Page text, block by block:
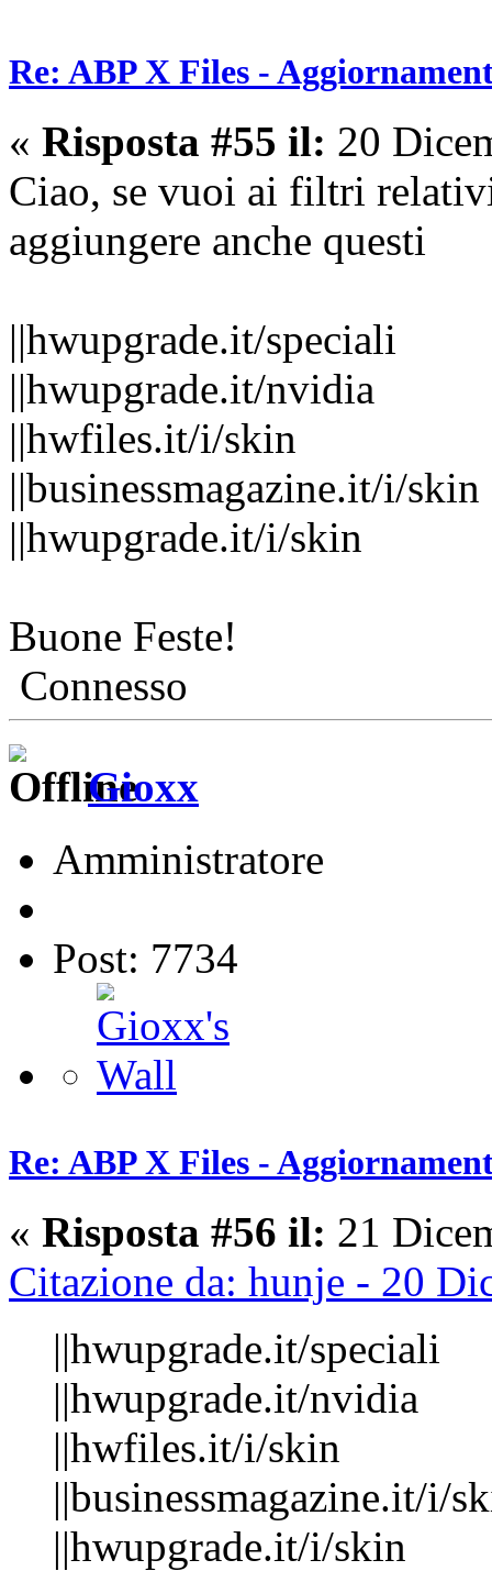
Re: ABP X Files -
« Risposta #55 il: 20
Ciao, se vuoi ai filtri
aggiungere anche questi
||hwupgrade.it/speciali
||hwupgrade.it/nvidia
||hwfiles.it/i/skin
||businessmagazine.it/i/skin
||hwupgrade.it/i/skin
Buone Feste!
Connesso
Gioxx
Amministratore
Post: 7734
Re: ABP X Files -
« Risposta #56 il: 21
Citazione da: hunje - 20
||hwupgrade.it/speciali
||hwupgrade.it/nvidia
||hwfiles.it/i/skin
||businessmagazine.it/i/
||hwupgrade.it/i/skin